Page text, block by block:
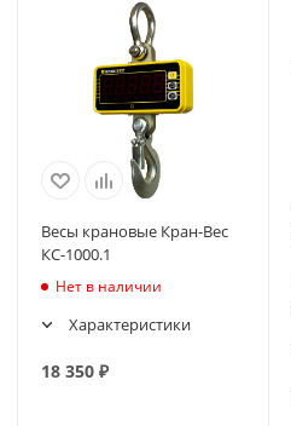
Весы крановые Кран-Вес
КС-1000.1
Нет в наличии
Характеристики
18 350 ₽